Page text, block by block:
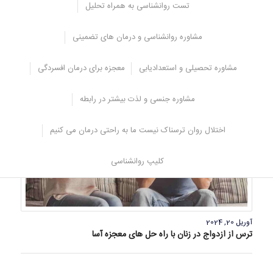
تست روانشناسی به همراه تحلیل
مشاوره روانشناسی و درمان های تضمینی
مشاوره تحصیلی و استعدادیابی معجزه برای درمان افسردگی
مشاوره جنسی و لذت بیشتر در رابطه
اختلال روان ترسناک نیست ما به راحتی درمان می کنیم
کلیپ روانشناسی
مشاوران و متخصصان دسترسی داشته باشید تا در زمان و وقت شما صرفه
یکی از خدمات این مرکز مشاوره ازدواج می باشد که در این زمینه می
منبع:مرکز مشاوره مشاورانه
آوریل 20, 2024
ترس از ازدواج در زنان با راه حل های معجزه آسا